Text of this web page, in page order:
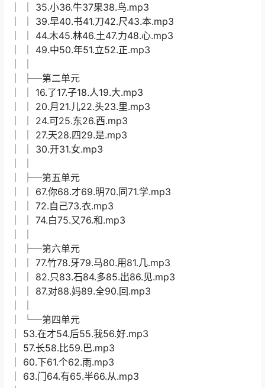
│ │ 35.小36.牛37果38.鸟.mp3
│ │ 39.早40.书41.刀42.尺43.本.mp3
│ │ 44.木45.林46.土47.力48.心.mp3
│ │ 49.中50.年51.立52.正.mp3
│ ├─第二单元
│ │ 16.了17.子18.人19.大.mp3
│ │ 20.月21.儿22.头23.里.mp3
│ │ 24.可25.东26.西.mp3
│ │ 27.天28.四29.是.mp3
│ │ 30.开31.女.mp3
│ ├─第五单元
│ │ 67.你68.才69.明70.同71.学.mp3
│ │ 72.自己73.衣.mp3
│ │ 74.白75.又76.和.mp3
│ ├─第六单元
│ │ 77.竹78.牙79.马80.用81.几.mp3
│ │ 82.只83.石84.多85.出86.见.mp3
│ │ 87.对88.妈89.全90.回.mp3
│ └─第四单元
│ 53.在才54.后55.我56.好.mp3
│ 57.长58.比59.巴.mp3
│ 60.下61.个62.雨.mp3
│ 63.门64.有65.半66.从.mp3